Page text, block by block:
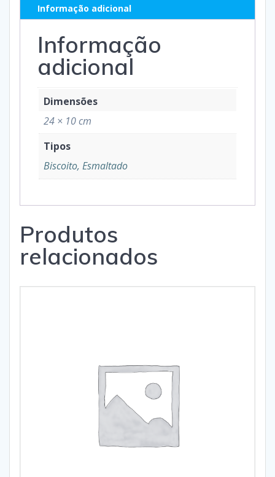
Informação adicional
Informação
adicional
Dimensões
24 × 10 cm
Tipos
Biscoito, Esmaltado
Produtos
relacionados